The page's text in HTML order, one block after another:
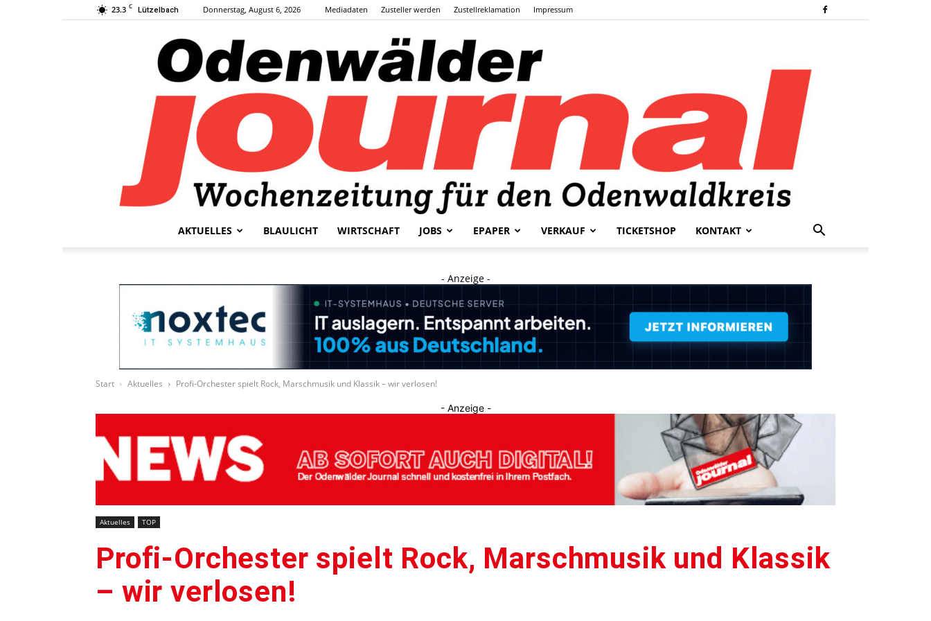
23.3 C Lützelbach Donnerstag, August 6, 2026 Mediadaten Zusteller werden Zustellreklamation Impressum
Journal
AKTUELLES BLAULICHT WIRTSCHAFT JOBS EPAPER VERKAUF TICKETSHOP KONTAKT
- Anzeige -
Start Aktuelles Profi-Orchester spielt Rock, Marschmusik und Klassik – wir verlosen!
- Anzeige -
Aktuelles TOP
Profi-Orchester spielt Rock, Marschmusik und Klassik
– wir verlosen!